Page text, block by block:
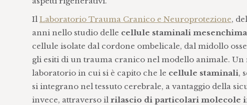
Il Laboratorio Trauma Cranico e Neuroprotezione, del
anni nello studio delle cellule staminali
cellule isolate dal cordone ombelicale, dal midollo
gli esiti di un trauma cranico nel modello animale.
laboratorio in cui si è capito che le cellule staminali,
si integrano nel tessuto cerebrale, a vantaggio della
invece, attraverso il rilascio di particolari molecole